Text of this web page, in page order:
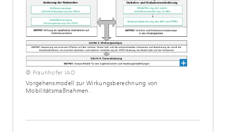
© Fraunhofer IAO
Vorgehensmodell zur Wirkungsberechnung von
Mobilitätsmaßnahmen.